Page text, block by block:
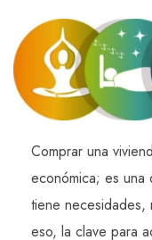
Comprar una
económica; es una
tiene necesidades,
eso, la clave para